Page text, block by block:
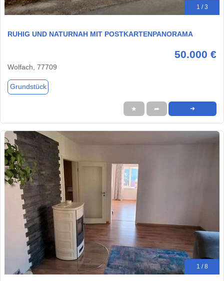
1 / 3
RUHIG UND NATURNAH MIT POSTKARTENPANORAMA
50.000 €
Wolfach, 77709
Grundstück
★ ➦ ➜
1 / 8